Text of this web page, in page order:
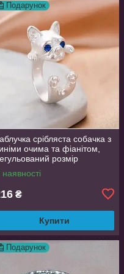
Подарунок
срібляста собачка з
очима та фіанітом,
розмір
наявності
₴
Купити
Подарунок